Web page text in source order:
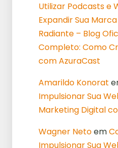
Utilizar Podcasts e
Expandir Sua
Radiante – Blog
Completo: Como
com AzuraCast
Amarildo Konorat
Impulsionar Sua
Marketing Digital
Wagner Netoem
Impulsionar Sua